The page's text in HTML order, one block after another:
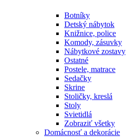
Botníky
Detský nábytok
Knižnice, police
Komody, zásuvky
Nábytkové zostavy
Ostatné
Postele, matrace
Sedačky
Skrine
Stoličky, kreslá
Stoly
Svietidlá
Zobraziť všetky
Domácnosť a dekorácie